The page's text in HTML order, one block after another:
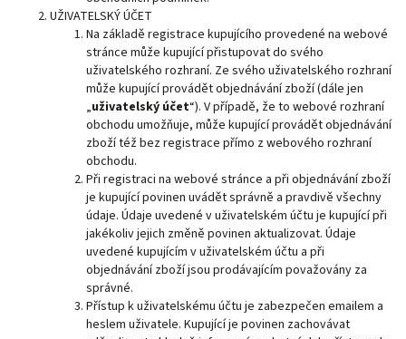
UŽIVATELSKÝ ÚČET
Na základě registrace kupujícího provedené na webové
stránce může kupující přistupovat do svého
uživatelského rozhraní. Ze svého uživatelského rozhraní
může kupující provádět objednávání zboží (dále jen
„uživatelský účet“). V případě, že to webové rozhraní
obchodu umožňuje, může kupující provádět objednávání
zboží též bez registrace přímo z webového rozhraní
obchodu.
Při registraci na webové stránce a při objednávání zboží
je kupující povinen uvádět správně a pravdivě všechny
údaje. Údaje uvedené v uživatelském účtu je kupující při
jakékoliv jejich změně povinen aktualizovat. Údaje
uvedené kupujícím v uživatelském účtu a při
objednávání zboží jsou prodávajícím považovány za
správné.
Přístup k uživatelskému účtu je zabezpečen emailem a
heslem uživatele. Kupující je povinen zachovávat